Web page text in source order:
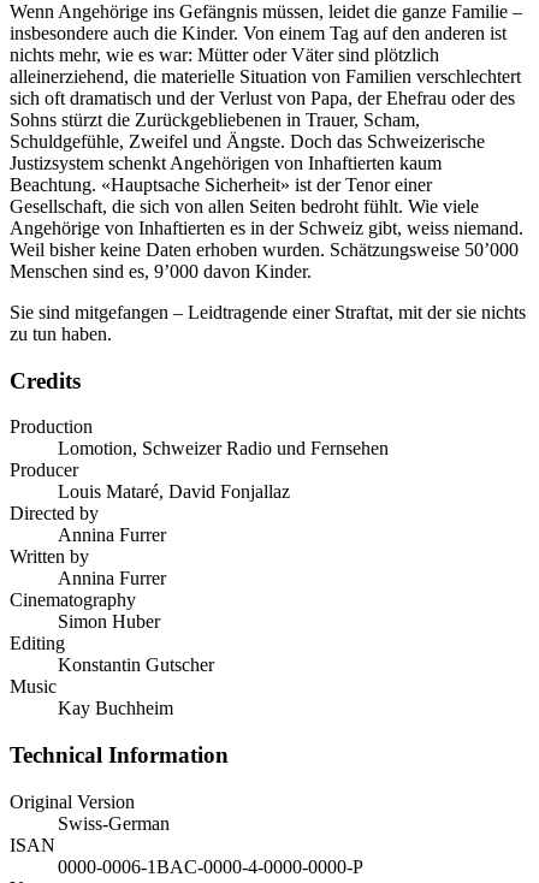
Wenn Angehörige ins Gefängnis müssen, leidet die ganze Familie –
insbesondere auch die Kinder. Von einem Tag auf den anderen ist
nichts mehr, wie es war: Mütter oder Väter sind plötzlich
alleinerziehend, die materielle Situation von Familien verschlechtert
sich oft dramatisch und der Verlust von Papa, der Ehefrau oder des
Sohns stürzt die Zurückgebliebenen in Trauer, Scham,
Schuldgefühle, Zweifel und Ängste. Doch das Schweizerische
Justizsystem schenkt Angehörigen von Inhaftierten kaum
Beachtung. «Hauptsache Sicherheit» ist der Tenor einer
Gesellschaft, die sich von allen Seiten bedroht fühlt. Wie viele
Angehörige von Inhaftierten es in der Schweiz gibt, weiss niemand.
Weil bisher keine Daten erhoben wurden. Schätzungsweise 50’000
Menschen sind es, 9’000 davon Kinder.
Sie sind mitgefangen – Leidtragende einer Straftat, mit der sie nichts
zu tun haben.
Credits
Production
Lomotion, Schweizer Radio und Fernsehen
Producer
Louis Mataré, David Fonjallaz
Directed by
Annina Furrer
Written by
Annina Furrer
Cinematography
Simon Huber
Editing
Konstantin Gutscher
Music
Kay Buchheim
Technical Information
Original Version
Swiss-German
ISAN
0000-0006-1BAC-0000-4-0000-0000-P